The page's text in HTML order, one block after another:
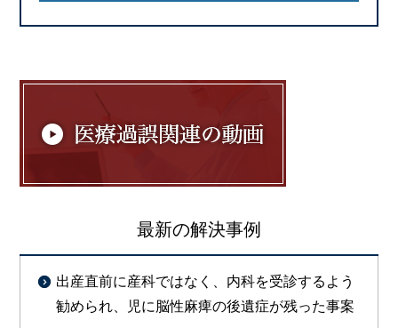
最新の解決事例
出産直前に産科ではなく、内科を受診するよう
勧められ、児に脳性麻痺の後遺症が残った事案